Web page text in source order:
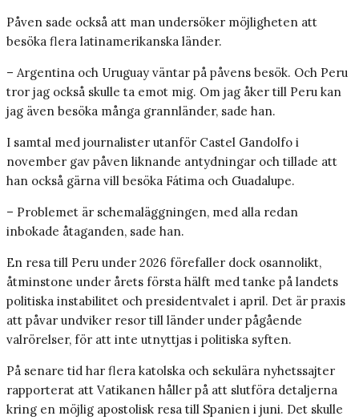
Påven sade också att man undersöker möjligheten att
besöka flera latinamerikanska länder.
– Argentina och Uruguay väntar på påvens besök. Och Peru
tror jag också skulle ta emot mig. Om jag åker till Peru kan
jag även besöka många grannländer, sade han.
I samtal med journalister utanför Castel Gandolfo i
november gav påven liknande antydningar och tillade att
han också gärna vill besöka Fátima och Guadalupe.
– Problemet är schemaläggningen, med alla redan
inbokade åtaganden, sade han.
En resa till Peru under 2026 förefaller dock osannolikt,
åtminstone under årets första hälft med tanke på landets
politiska instabilitet och presidentvalet i april. Det är praxis
att påvar undviker resor till länder under pågående
valrörelser, för att inte utnyttjas i politiska syften.
På senare tid har flera katolska och sekulära nyhetssajter
rapporterat att Vatikanen håller på att slutföra detaljerna
kring en möjlig apostolisk resa till Spanien i juni. Det skulle